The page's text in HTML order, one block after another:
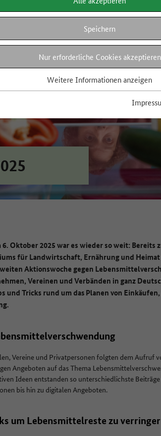
Speichern
Nur erforderliche Cookies akzeptieren
Weitere Informationen anzeigen
6. Oktober 2025 war es wieder so weit:
für Landwirtschaft, Ernährung und
Aktionswoche gegen
Vereinen und Verbänden in ganz
und Tricks rund um das Planen von
Vereine und Privatpersonen folgten dem Aufruf
Angeboten auf das Thema
Ideen entstanden so unterschiedlichste
bis hin zu digitalen Angeboten.
um Lebensmittelreste zu